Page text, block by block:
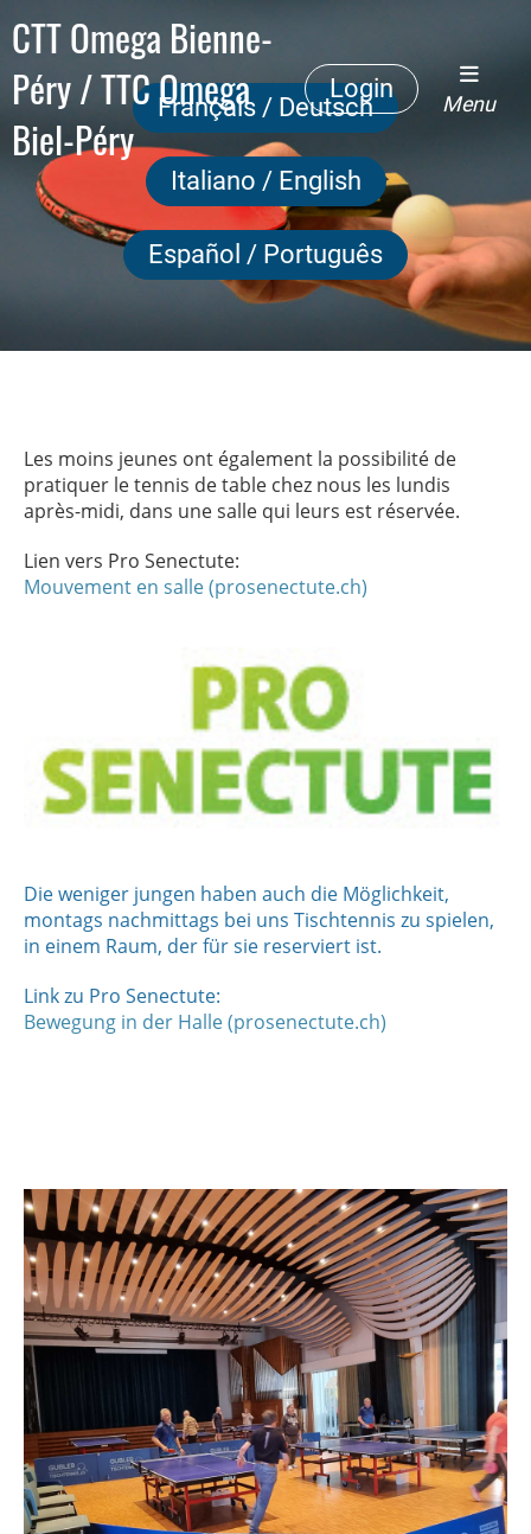
CTT Omega Bienne-
Péry / TTC Omega
Biel-Péry
Login
Menu
Français / Deutsch
Italiano / English
Español / Português
Les moins jeunes ont également la possibilité de
pratiquer le tennis de table chez nous les lundis
après-midi, dans une salle qui leurs est réservée.
Lien vers Pro Senectute:
Mouvement en salle (prosenectute.ch)
Die weniger jungen haben auch die Möglichkeit,
montags nachmittags bei uns Tischtennis zu spielen,
in einem Raum, der für sie reserviert ist.
Link zu Pro Senectute:
Bewegung in der Halle (prosenectute.ch)